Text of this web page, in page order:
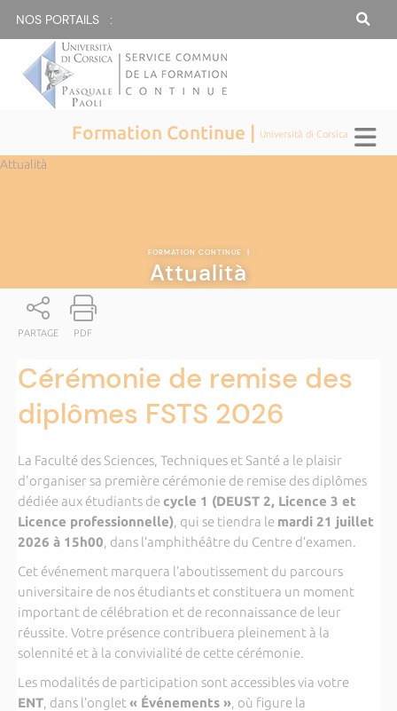
NOS PORTAILS :
Formation Continue | Università di Corsica
Attualità
FORMATION CONTINUE |
Attualità
PARTAGE PDF
Cérémonie de remise des
diplômes FSTS 2026
La Faculté des Sciences, Techniques et Santé a le plaisir
d'organiser sa première cérémonie de remise des diplômes
dédiée aux étudiants decycle 1 (DEUST 2, Licence 3 et
Licence professionnelle), qui se tiendra le mardi 21 juillet
2026 à 15h00, dans l’amphithéâtre du Centre d’examen.
Cet événement marquera l’aboutissement du parcours
universitaire de nos étudiants et constituera un moment
important de célébration et de reconnaissance de leur
réussite. Votre présence contribuera pleinement à la
solennité et à la convivialité de cette cérémonie.
Les modalités de participation sont accessibles via votre
ENT, dans l’onglet « Événements », où figure la